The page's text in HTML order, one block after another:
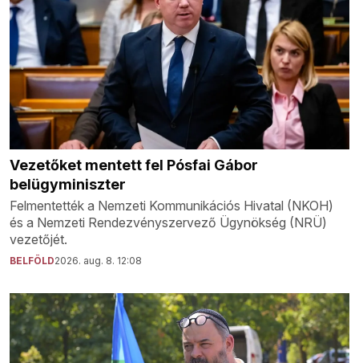
Vezetőket mentett fel Pósfai Gábor
belügyminiszter
Felmentették a Nemzeti Kommunikációs Hivatal (NKOH)
és a Nemzeti Rendezvényszervező Ügynökség (NRÜ)
vezetőjét.
BELFÖLD2026. aug. 8. 12:08